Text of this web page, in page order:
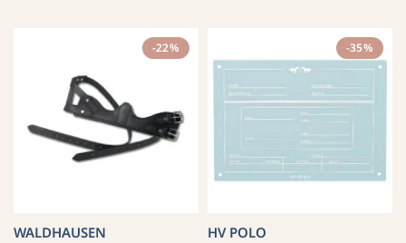
-22%
WALDHAUSEN
-35%
HV POLO